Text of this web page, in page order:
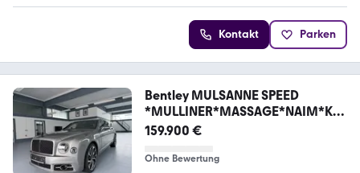
Kontakt Parken
Bentley MULSANNE SPEED
*MULLINER*MASSAGE*NAIM*KA
MERA*
159.900 €
Ohne Bewertung